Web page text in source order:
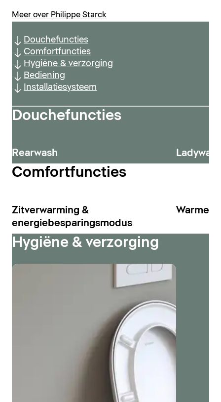
Meer over Philippe Starck
Douchefuncties
Comfortfuncties
Hygiëne & verzorging
Bediening
Installatiesysteem
Douchefuncties
Rearwash
Comfortfuncties
Zitverwarming &
energiebesparingsmodus
Hygiëne & verzorging